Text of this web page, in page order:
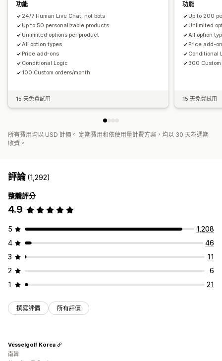
功能
24/7 Human Live Chat, not bots
Up to 50 personalizable products
Unlimited options per product
All option types
Price add-ons
Conditional Logic
100 Custom orders/month
15 天免費試用
功能
Up to 200
Unlimited
All option
Price add-
Conditional
300
15 天免費試用
所有費用均以 USD 計價。 定期費用和依使用量計費方案，均以 30 天為週期
收費。
評論(1,292)
整體評分
4.9
5
1,208
4
46
3
11
2
6
1
21
撰寫評價 所有評價
Vesselgolf Korea
南韓